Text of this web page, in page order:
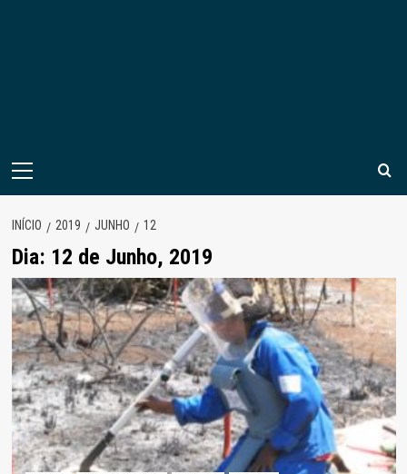
Menu
INÍCIO 2019 JUNHO 12
Dia: 12 de Junho, 2019